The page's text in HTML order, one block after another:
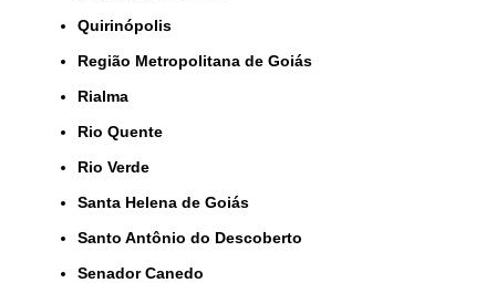
Quirinópolis
Região Metropolitana de Goiás
Rialma
Rio Quente
Rio Verde
Santa Helena de Goiás
Santo Antônio do Descoberto
Senador Canedo